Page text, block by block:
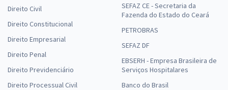
Direito Civil
Direito Constitucional
Direito Empresarial
Direito Penal
Direito Previdenciário
Direito Processual Civil
SEFAZ CE - Secretaria da
Fazenda do Estado do Ceará
PETROBRAS
SEFAZ DF
EBSERH - Empresa Brasileira de
Serviços Hospitalares
Banco do Brasil